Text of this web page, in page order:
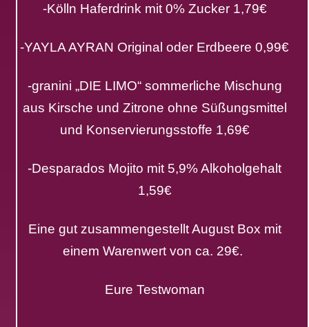
-Kölln Haferdrink mit 0% Zucker 1,79€
-YAYLA AYRAN Original oder Erdbeere 0,99€
-granini „DIE LIMO“ sommerliche Mischung
aus Kirsche und Zitrone ohne Süßungsmittel
und Konservierungsstoffe 1,69€
-Desparados Mojito mit 5,9% Alkoholgehalt
1,59€
Eine gut zusammengestellt August Box mit
einem Warenwert von ca. 29€.
Eure Testwoman